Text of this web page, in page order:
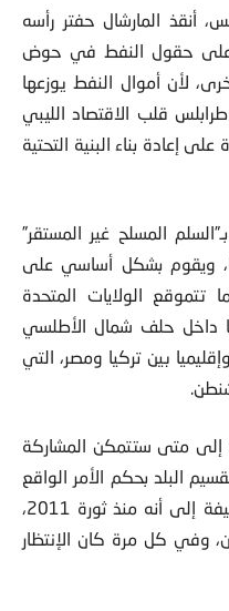
أنقذ المارشال حفتر رأسه
على حقول النفط في حوض
لأن أموال النفط يوزعها
قلب الاقتصاد الليبي
إعادة بناء البنية التحتية
المسلح غير المستقر”
ويقوم بشكل أساسي على
تتموقع الولايات المتحدة
داخل حلف شمال الأطلسي
بين تركيا ومصر، التي
إلى متى ستتمكن المشاركة
البلد بحكم الأمر الواقع
من إسكات الأسلحة؟ وأشارت الصحيفة إلى أنه منذ ثورة 2011،
وفي كل مرة كان الإنتظار